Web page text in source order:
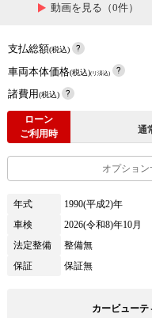
動画を見る（0件）
支払総額(税込)
車両本体価格(税込)(リ済込)
諸費用(税込)
ローン
ご利用時
通
オプショ
年式 1990(平成2)年
車検
2026(令和8)年10月
法定整備
整備無
保証
保証無
カービューテ